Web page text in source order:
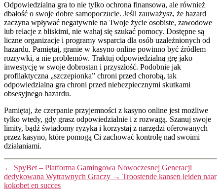
Odpowiedzialna gra to nie tylko ochrona finansowa, ale również
dbałość o swoje dobre samopoczucie. Jeśli zauważysz, że hazard
zaczyna wpływać negatywnie na Twoje życie osobiste, zawodowe
lub relacje z bliskimi, nie wahaj się szukać pomocy. Dostępne są
liczne organizacje i programy wsparcia dla osób uzależnionych od
hazardu. Pamiętaj, granie w kasyno online powinno być źródłem
rozrywki, a nie problemów. Traktuj odpowiedzialną grę jako
inwestycję w swoje dobrostan i przyszłość. Podobnie jak
profilaktyczna „szczepionka” chroni przed chorobą, tak
odpowiedzialna gra chroni przed niebezpiecznymi skutkami
obsesyjnego hazardu.
Pamiętaj, że czerpanie przyjemności z kasyno online jest możliwe
tylko wtedy, gdy grasz odpowiedzialnie i z rozwagą. Szanuj swoje
limity, bądź świadomy ryzyka i korzystaj z narzędzi oferowanych
przez kasyno, które pomogą Ci zachować kontrolę nad swoimi
działaniami.
← SpyBet – Platforma Gamingowa Nowoczesnej Generacji
dedykowana Wytrawnych Graczy → Troostende kansen leiden naar
kokobet en succes